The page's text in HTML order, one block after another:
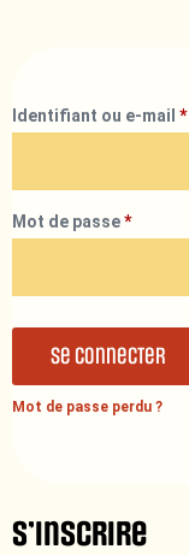
Identifiant ou e-mail *
Mot de passe*
Se connecter
Mot de passe perdu ?
S’inscrire